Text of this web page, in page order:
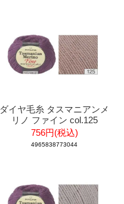
ダイヤ毛糸 タスマニアンメ
リノ ファイン col.125
756円(税込)
4965838773044